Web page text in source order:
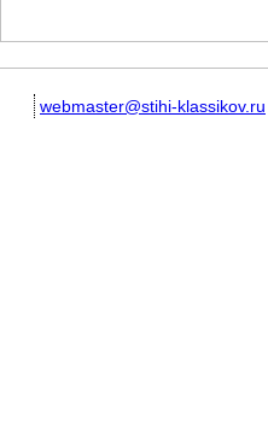
webmaster@stihi-klassikov.ru